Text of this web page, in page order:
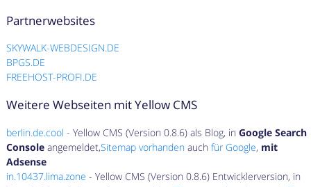
Partnerwebsites
SKYWALK-WEBDESIGN.DE
BPGS.DE
FREEHOST-PROFI.DE
Weitere Webseiten mit Yellow CMS
berlin.de.cool - Yellow CMS (Version 0.8.6) als Blog, inGoogle Search
Console angemeldet,Sitemap vorhanden auchfür Google, mit
Adsense
in.10437.lima.zone - Yellow CMS (Version 0.8.6) Entwicklerversion, in